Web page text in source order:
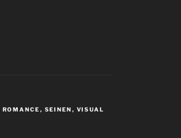
ROMANCE , SEINEN , VISUAL